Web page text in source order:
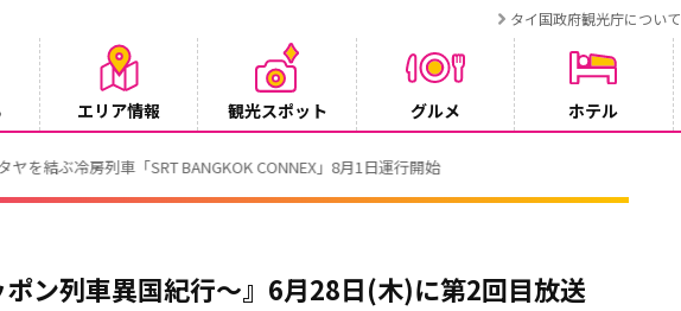
タイ国政府観光庁について
エリア情報 観光スポット グルメ ホテル
を結ぶ冷房列車「SRT BANGKOK CONNEX」8月1日運行開始
ン列車異国紀行～』6月28日(木)に第2回目放送